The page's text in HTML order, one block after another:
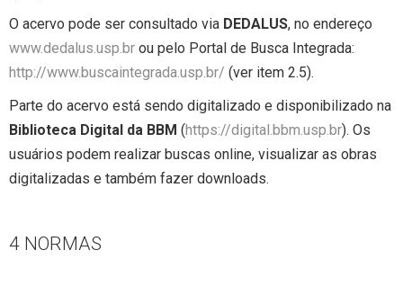
O acervo pode ser consultado via DEDALUS, no endereço
www.dedalus.usp.br ou pelo Portal de Busca Integrada:
http://www.buscaintegrada.usp.br/ (ver item 2.5).
Parte do acervo está sendo digitalizado e disponibilizado na
Biblioteca Digital da BBM (https://digital.bbm.usp.br). Os
usuários podem realizar buscas online, visualizar as obras
digitalizadas e também fazer downloads.
4 NORMAS